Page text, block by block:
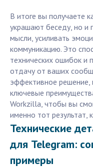
В итоге вы получаете
украшают беседу, но и
мысли, усиливать
коммуникацию. Это
технических ошибок и
отдачу от ваших
эффективное решение,
ключевые
Workzilla, чтобы вы
именно тот результат,
Технические
для Telegram:
примеры